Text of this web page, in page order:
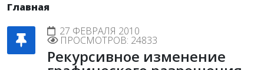
Главная
27 ФЕВРАЛЯ 2010
ПРОСМОТРОВ: 24833
Рекурсивное изменение